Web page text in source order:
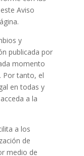
Aviso
y
publicada por
momento
Por tanto, el
en todas y
a la
a los
de
medio de